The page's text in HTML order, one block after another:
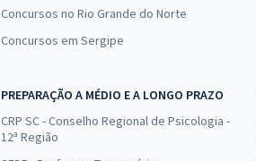
Concursos no Rio Grande do Norte
Concursos em Sergipe
PREPARAÇÃO A MÉDIO E A LONGO PRAZO
CRP SC - Conselho Regional de Psicologia -
12ª Região